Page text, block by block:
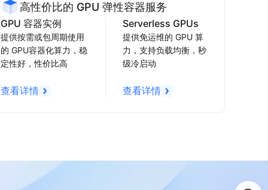
高性价比的 GPU 弹性容器服务
GPU 容器实例
提供按需或包周期使用
的 GPU容器化算力，稳
定性好，性价比高
查看详情
Serverless GPUs
提供免运维的 GPU 算
力，支持负载均衡，秒
级冷启动
查看详情